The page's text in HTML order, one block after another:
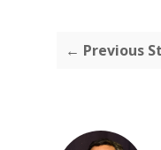
← Previous